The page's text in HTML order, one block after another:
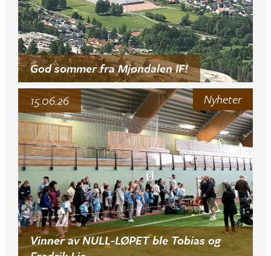
God sommer fra Mjøndalen IF!
Nyheter
Vinner av NULL-LØPET ble Tobias og
15.06.26